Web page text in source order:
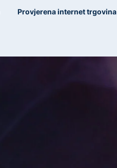
Provjerena internet trgovina